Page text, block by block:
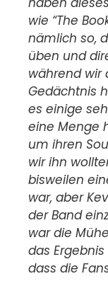
wie “The
nämlich so,
üben und
während wir
Gedächtnis
es einige
eine Menge
um ihren
wir ihn
bisweilen
war, aber
der Band
war die
das
dass die